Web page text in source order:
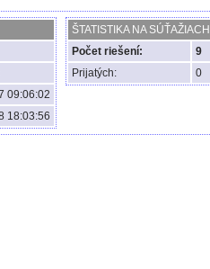
09:06:02
18:03:56
ŠTATISTIKA NA SÚŤAŽIACH
Počet riešení:
9
Prijatých:
0